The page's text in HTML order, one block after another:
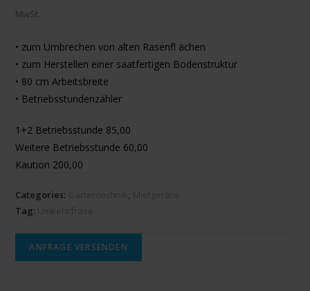
MwSt.
• zum Umbrechen von alten Rasenfl ächen
• zum Herstellen einer saatfertigen Bodenstruktur
• 80 cm Arbeitsbreite
• Betriebsstundenzähler
1+2 Betriebsstunde 85,00
Weitere Betriebsstunde 60,00
Kaution 200,00
Categories: ,
Tag:
ANFRAGE VERSENDEN